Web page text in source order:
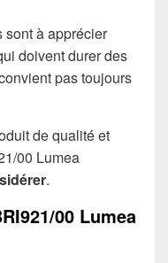
sont à apprécier
doivent durer des
pas toujours
de qualité et
00 Lumea
.
00 Lumea